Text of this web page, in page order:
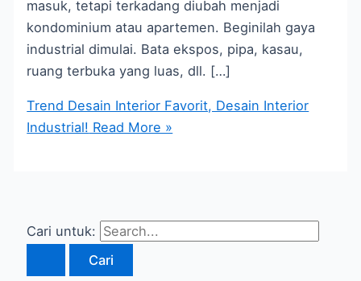
masuk, tetapi terkadang diubah menjadi
kondominium atau apartemen. Beginilah gaya
industrial dimulai. Bata ekspos, pipa, kasau,
ruang terbuka yang luas, dll. […]
Trend Desain Interior Favorit, Desain Interior
Industrial! Read More »
Cari untuk: